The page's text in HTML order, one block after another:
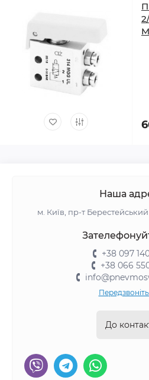
Наша
м. Київ, пр-т Берестейський
+38 097
+38 066
До